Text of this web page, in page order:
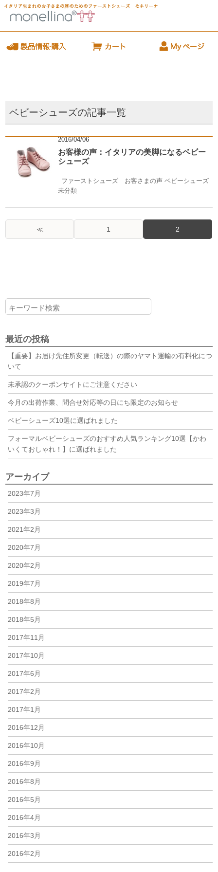
ベビーシューズの記事一覧
2016/04/06
お客様の声：イタリアの美脚になるベビー
シューズ
ファーストシューズ お客さまの声 ベビーシューズ
未分類
≪ 1 2
最近の投稿
【重要】お届け先住所変更（転送）の際のヤマト運輸の有料化につ
いて
未承認のクーポンサイトにご注意ください
今月の出荷作業、問合せ対応等の日にち限定のお知らせ
ベビーシューズ10選に選ばれました
フォーマルベビーシューズのおすすめ人気ランキング10選【かわ
いくておしゃれ！】に選ばれました
アーカイブ
2023年7月
2023年3月
2021年2月
2020年7月
2020年2月
2019年7月
2018年8月
2018年5月
2017年11月
2017年10月
2017年6月
2017年2月
2017年1月
2016年12月
2016年10月
2016年9月
2016年8月
2016年5月
2016年4月
2016年3月
2016年2月